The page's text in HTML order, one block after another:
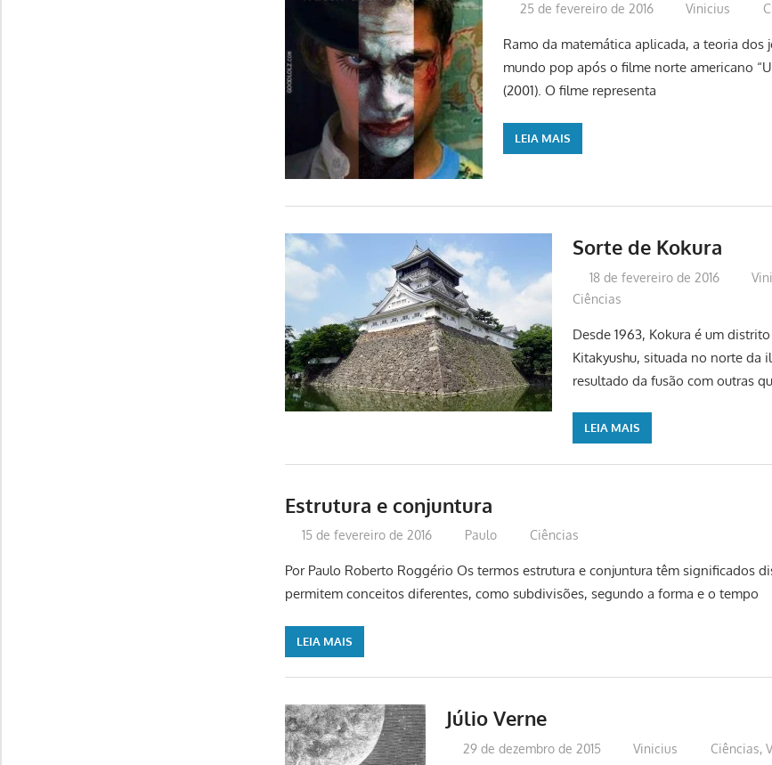
25 de fevereiro de 2016 Vinicius
Ramo da matemática aplicada, a teoria dos
mundo pop após o filme norte americano
(2001). O filme representa
LEIA MAIS
Sorte de Kokura
18 de fevereiro de 2016
Ciências
Desde 1963, Kokura é um
Kitakyushu, situada no norte da
resultado da fusão com outras
LEIA MAIS
Estrutura e conjuntura
15 de fevereiro de 2016 Paulo Ciências
Por Paulo Roberto Roggério Os termos estrutura e conjuntura têm significados
permitem conceitos diferentes, como subdivisões, segundo a forma e o tempo
LEIA MAIS
Júlio Verne
29 de dezembro de 2015 Vinicius Ciências,